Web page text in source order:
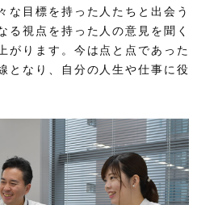
な目標を持った人たちと出会う
る視点を持った人の意見を聞く
がります。今は点と点であった
となり、自分の人生や仕事に役